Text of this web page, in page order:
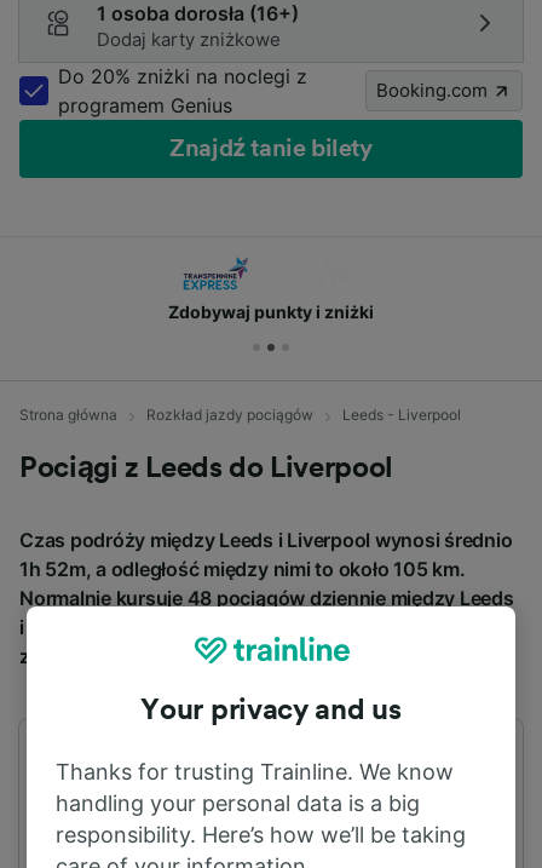
1 osoba dorosła (16+)
Dodaj karty zniżkowe
Do 20% zniżki na noclegi z
programem Genius
Booking.com
Znajdź tanie bilety
Zdobywaj punkty i zniżki
Strona główna Rozkład jazdy pociągów Leeds - Liverpool
Pociągi z Leeds do Liverpool
Czas podróży między Leeds i Liverpool wynosi średnio
1h 52m, a odległość między nimi to około 105 km.
Normalnie kursuje 48 pociągów dziennie między Leeds
i Liverpool, a bilety kosztują od 9,08 €, jeśli
zarezerwujesz z wyprzedzeniem.
Pierwszy pociąg
04:27
Ostatni pociąg
22:45
Your privacy and us
Thanks for trusting Trainline. We know
handling your personal data is a big
responsibility. Here’s how we’ll be taking